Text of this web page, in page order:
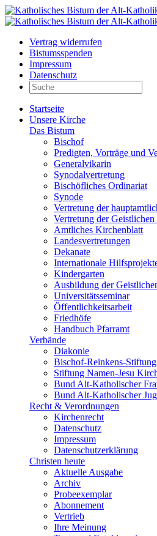
Vertrag widerrufen
Bistumsspenden
Impressum
Datenschutz
Startseite
Unsere Kirche
Das Bistum
Bischof
Predigten, Vorträge und
Generalvikarin
Synodalvertretung
Bischöfliches Ordinariat
Synode
Vertretung der
Vertretung der
Amtliches Kirchenblatt
Landesvertretungen
Dekanate
Internationale
Kindergarten
Ausbildung der
Universitätsseminar
Öffentlichkeitsarbeit
Friedhöfe
Handbuch Pfarramt
Verbände
Diakonie
Bischof-Reinkens-Stiftung
Stiftung Namen-Jesu
Bund Alt-Katholischer
Bund Alt-Katholischer
Recht & Verordnungen
Kirchenrecht
Datenschutz
Impressum
Datenschutzerklärung
Christen heute
Aktuelle Ausgabe
Archiv
Probeexemplar
Abonnement
Vertrieb
Ihre Meinung